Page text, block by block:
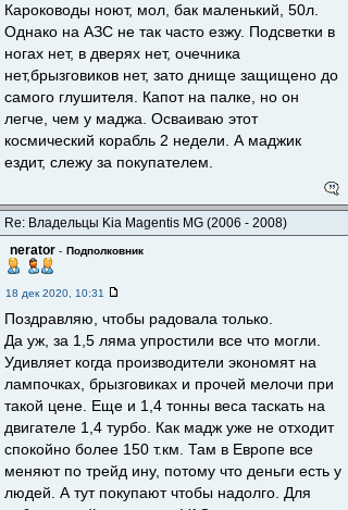
Кароководы ноют, мол, бак маленький, 50л.
Однако на АЗС не так часто езжу. Подсветки в
ногах нет, в дверях нет, очечника
нет,брызговиков нет, зато днище защищено до
самого глушителя. Капот на палке, но он
легче, чем у маджа. Осваиваю этот
космический корабль 2 недели. А маджик
ездит, слежу за покупателем.
Re: Владельцы Kia Magentis MG (2006 - 2008)
nerator - Подполковник
18 дек 2020, 10:31
Поздравляю, чтобы радовала только.
Да уж, за 1,5 ляма упростили все что могли.
Удивляет когда производители экономят на
лампочках, брызговиках и прочей мелочи при
такой цене. Еще и 1,4 тонны веса таскать на
двигателе 1,4 турбо. Как мадж уже не отходит
спокойно более 150 т.км. Там в Европе все
меняют по трейд ину, потому что деньги есть у
людей. А тут покупают чтобы надолго. Для